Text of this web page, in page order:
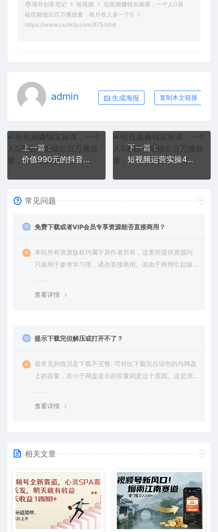
海存创客笔记 短视频
短视频赚钱实操课，一个人0基
础也能做出百万播放量，每月收入多一个0
https://www.cunkbj.com/875.html
admin 生成海报 复制本文链接
上一篇：
价值990元的抖音壁纸项目佛系玩法，马上实操一天变现500+（图文+视频）
下一篇：
短视频运营实操4合1，抖加投放+差异化策划+爆款文案内容+短视频账号运营 销30W
常见问题
免费下载或者VIP会员专享资源能否直接商用？
本站所有资源版权均属于原作者所有，这里所提供资源均
只能用于参考学习用，请勿直接商用。若由于商用引起版
查看详情
提示下载完但解压或打开不了？
最常见的情况是下载不完整: 可对比下载完压缩包的与网盘
上的容量，若小于网盘提示的容量则是这个原因。这是浏
查看详情
相关文章